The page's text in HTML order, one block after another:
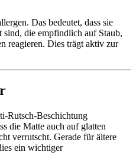
Das bedeutet, dass sie
sind, die empfindlich auf Staub,
reagieren. Dies trägt aktiv zur
Rutsch-Beschichtung
die Matte auch auf glatten
verrutscht. Gerade für ältere
ein wichtiger